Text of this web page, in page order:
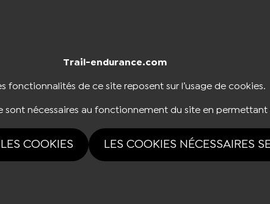
Trail-endurance.com
fonctionnalités de ce site reposent sur l’usage de cookies.
sont nécessaires au fonctionnement du site en
COOKIES LES COOKIES NÉCESSAIRES
BOUTIQUE